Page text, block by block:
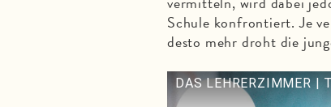
Schule konfrontiert. Je
desto mehr droht die
DAS LEHRERZIMMER